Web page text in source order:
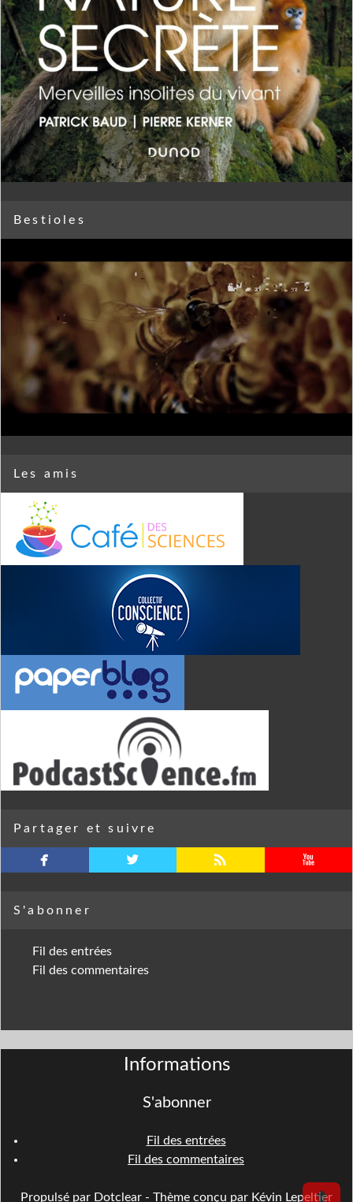
Bestioles
Les amis
Partager et suivre
facebook twitterbird rss youtube
S'abonner
Fil des entrées
Fil des commentaires
Informations
S'abonner
Fil des entrées
Fil des commentaires
Propulsé par Dotclear - Thème conçu par Kévin Lepeltier